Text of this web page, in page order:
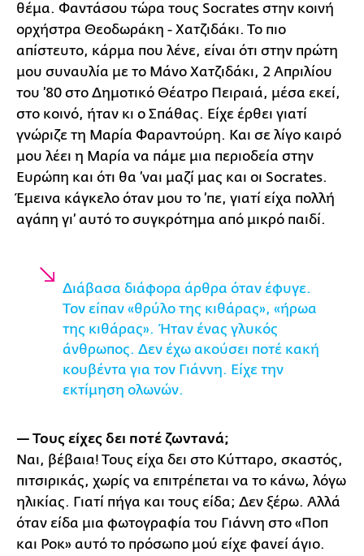
θέμα. Φαντάσου τώρα τους Socrates στην κοινή
ορχήστρα Θεοδωράκη - Χατζιδάκι. Το πιο
απίστευτο, κάρμα που λένε, είναι ότι στην πρώτη
μου συναυλία με το Μάνο Χατζιδάκι, 2 Απριλίου
του ’80 στο Δημοτικό Θέατρο Πειραιά, μέσα εκεί,
στο κοινό, ήταν κι ο Σπάθας. Είχε έρθει γιατί
γνώριζε τη Μαρία Φαραντούρη. Και σε λίγο καιρό
μου λέει η Μαρία να πάμε μια περιοδεία στην
Ευρώπη και ότι θα ’ναι μαζί μας και οι Socrates.
Έμεινα κάγκελο όταν μου το ’πε, γιατί είχα πολλή
αγάπη γι’ αυτό το συγκρότημα από μικρό παιδί.
Διάβασα διάφορα άρθρα όταν έφυγε.
Τον είπαν «θρύλο της κιθάρας», «ήρωα
της κιθάρας». Ήταν ένας γλυκός
άνθρωπος. Δεν έχω ακούσει ποτέ κακή
κουβέντα για τον Γιάννη. Είχε την
εκτίμηση ολωνών.
— Τους είχες δει ποτέ ζωντανά;
Ναι, βέβαια! Τους είχα δει στο Κύτταρο, σκαστός,
πιτσιρικάς, χωρίς να επιτρέπεται να το κάνω, λόγω
ηλικίας. Γιατί πήγα και τους είδα; Δεν ξέρω. Αλλά
όταν είδα μια φωτογραφία του Γιάννη στο «Ποπ
και Ροκ» αυτό το πρόσωπο μού είχε φανεί άγιο.